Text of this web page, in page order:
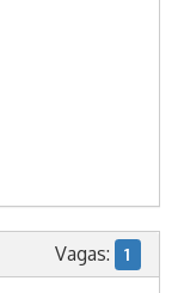
Vagas: 1